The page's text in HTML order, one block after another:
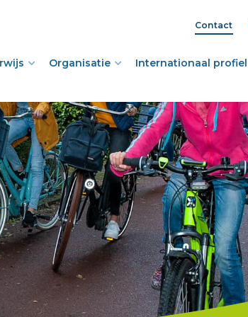
Contact
Organisatie Internationaal profiel